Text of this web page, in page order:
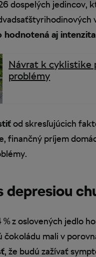
dospelých jedincov,
hodnotená aj
Návrat k cyklistike
problémy
od skresľujúcich
finančný príjem
depresiou
% z oslovených jedlo
čokoládu mali v
, že budú zažívať